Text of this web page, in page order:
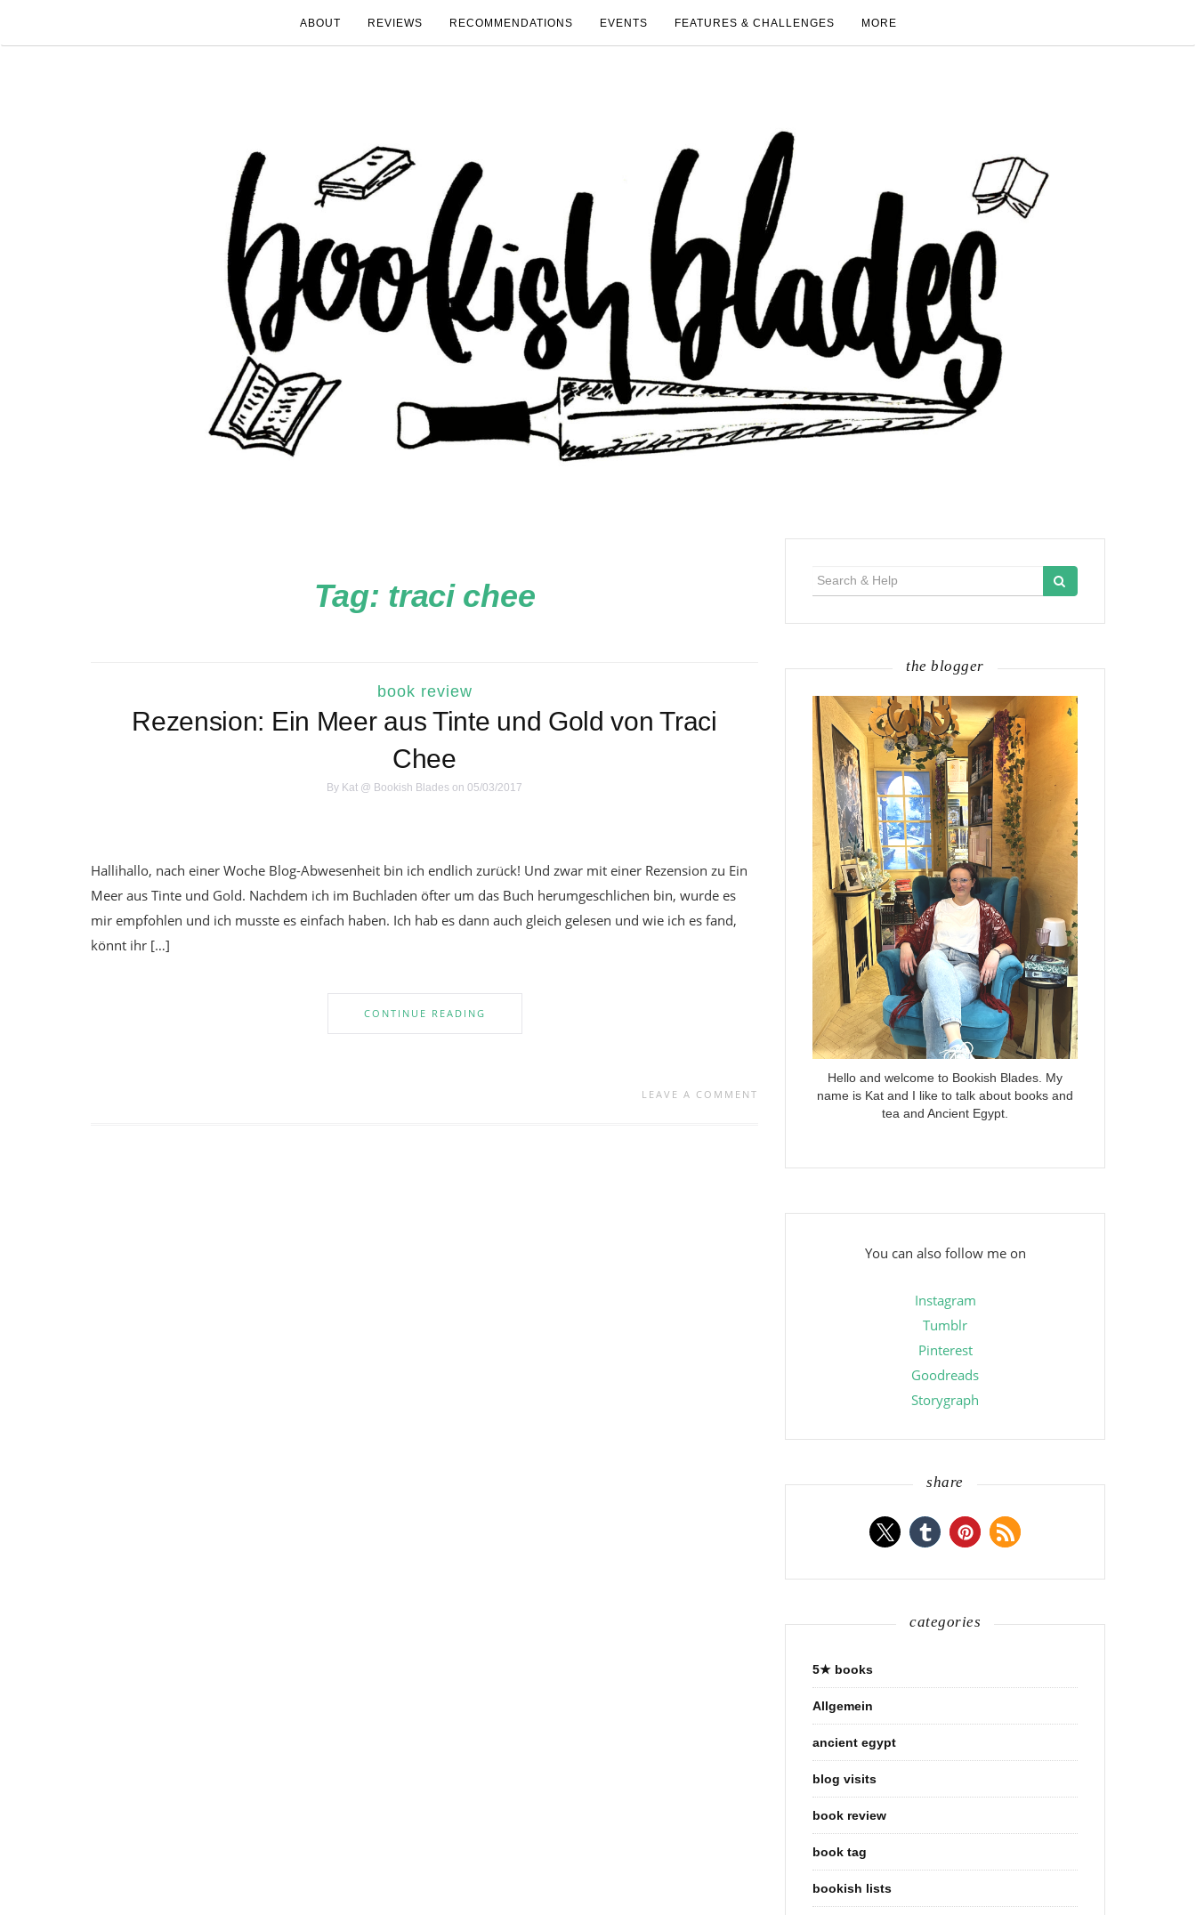
ABOUT REVIEWS RECOMMENDATIONS EVENTS FEATURES & CHALLENGES MORE
Tag: traci chee
book review
Rezension: Ein Meer aus Tinte und Gold von Traci
Chee
By Kat @ Bookish Blades on 05/03/2017
Hallihallo, nach einer Woche Blog-Abwesenheit bin ich endlich zurück! Und zwar mit einer Rezension zu Ein
Meer aus Tinte und Gold. Nachdem ich im Buchladen öfter um das Buch herumgeschlichen bin, wurde es
mir empfohlen und ich musste es einfach haben. Ich hab es dann auch gleich gelesen und wie ich es fand,
könnt ihr […]
CONTINUE READING
LEAVE A COMMENT
the blogger
Hello and welcome to Bookish Blades. My
name is Kat and I like to talk about books and
tea and Ancient Egypt.
You can also follow me on
Instagram
Tumblr
Pinterest
Goodreads
Storygraph
share
categories
5★ books
Allgemein
ancient egypt
blog visits
book review
book tag
bookish lists